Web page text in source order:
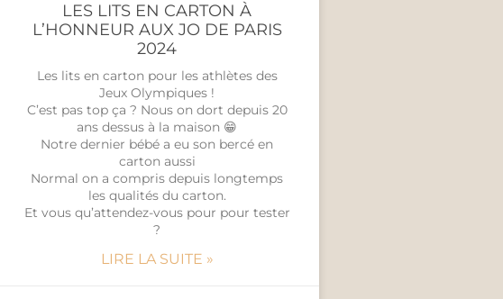
LES LITS EN CARTON À
L’HONNEUR AUX JO DE PARIS
2024
Les lits en carton pour les athlètes des
Jeux Olympiques !
C’est pas top ça ? Nous on dort depuis 20
ans dessus à la maison 😁
Notre dernier bébé a eu son bercé en
carton aussi
Normal on a compris depuis longtemps
les qualités du carton.
Et vous qu’attendez-vous pour pour tester
?
LIRE LA SUITE »